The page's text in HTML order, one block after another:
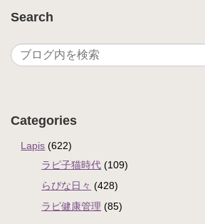
Search
Categories
Lapis (622)
ラピ子猫時代 (109)
らぴな日々 (428)
ラピ健康管理 (85)